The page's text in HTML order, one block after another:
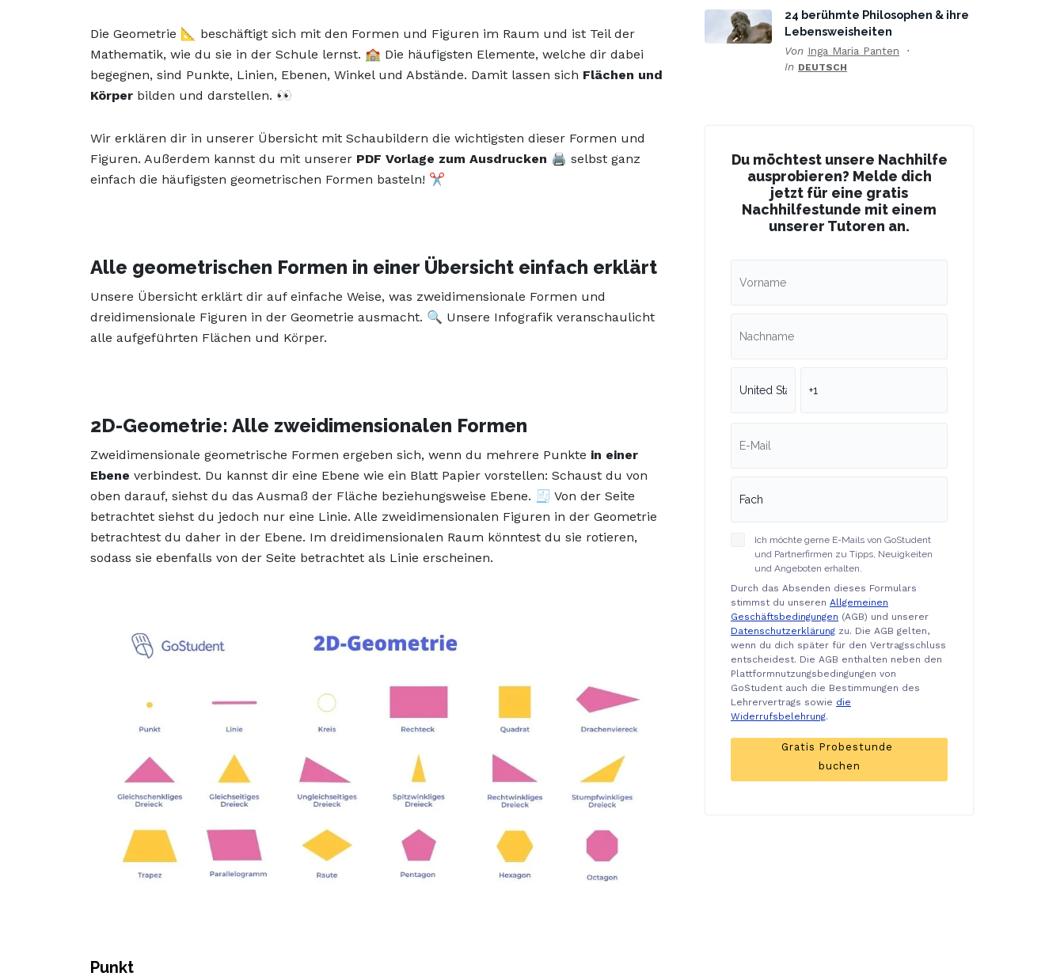
Die Geometrie 📐 beschäftigt sich mit den Formen und Figuren im Raum und ist Teil der
Mathematik, wie du sie in der Schule lernst. 🏫 Die häufigsten Elemente, welche dir dabei
begegnen, sind Punkte, Linien, Ebenen, Winkel und Abstände. Damit lassen sich Flächen und
Körper bilden und darstellen. 👀
Wir erklären dir in unserer Übersicht mit Schaubildern die wichtigsten dieser Formen und
Figuren. Außerdem kannst du mit unserer PDF Vorlage zum Ausdrucken 🖨️ selbst ganz
einfach die häufigsten geometrischen Formen basteln! ✂️
Alle geometrischen Formen in einer Übersicht einfach erklärt
Unsere Übersicht erklärt dir auf einfache Weise, was zweidimensionale Formen und
dreidimensionale Figuren in der Geometrie ausmacht. 🔍 Unsere Infografik veranschaulicht
alle aufgeführten Flächen und Körper.
2D-Geometrie: Alle zweidimensionalen Formen
Zweidimensionale geometrische Formen ergeben sich, wenn du mehrere Punkte in einer
Ebene verbindest. Du kannst dir eine Ebene wie ein Blatt Papier vorstellen: Schaust du von
oben darauf, siehst du das Ausmaß der Fläche beziehungsweise Ebene. 🧾 Von der Seite
betrachtet siehst du jedoch nur eine Linie. Alle zweidimensionalen Figuren in der Geometrie
betrachtest du daher in der Ebene. Im dreidimensionalen Raum könntest du sie rotieren,
sodass sie ebenfalls von der Seite betrachtet als Linie erscheinen.
Punkt
24 berühmte Philosophen & ihre
Lebensweisheiten
Von Inga Maria Panten
In DEUTSCH
Du möchtest unsere Nachhilfe
ausprobieren? Melde dich
jetzt für eine gratis
Nachhilfestunde mit einem
unserer Tutoren an.
Ich möchte gerne E-Mails von GoStudent
und Partnerfirmen zu Tipps, Neuigkeiten
und Angeboten erhalten.
Durch das Absenden dieses Formulars
stimmst du unseren Allgemeinen
Geschäftsbedingungen (AGB) und unserer
Datenschutzerklärung zu. Die AGB gelten,
wenn du dich später für den Vertragsschluss
entscheidest. Die AGB enthalten neben den
Plattformnutzungsbedingungen von
GoStudent auch die Bestimmungen des
Lehrervertrags sowie die
Widerrufsbelehrung.